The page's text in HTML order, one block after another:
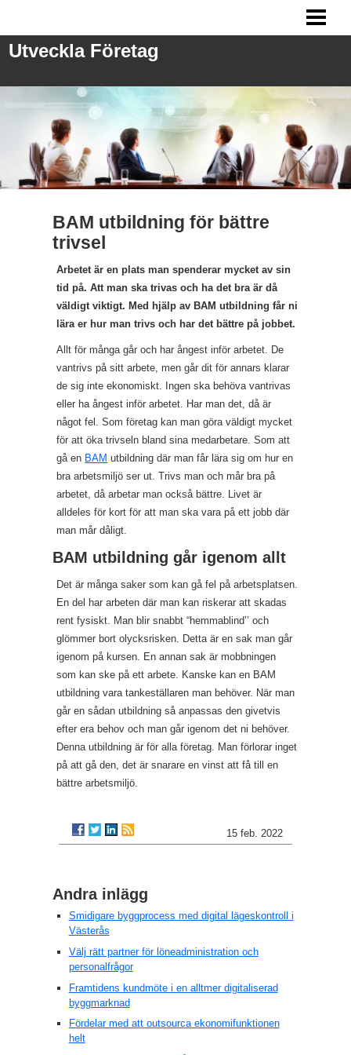
ANSTÄLLA PERSONAL
MARKNADSFÖRING
BLOGG
Utveckla Företag
BAM utbildning för bättre
trivsel
Arbetet är en plats man spenderar mycket av sin
tid på. Att man ska trivas och ha det bra är då
väldigt viktigt. Med hjälp av BAM utbildning får ni
lära er hur man trivs och har det bättre på jobbet.
Allt för många går och har ångest inför arbetet. De
vantrivs på sitt arbete, men går dit för annars klarar
de sig inte ekonomiskt. Ingen ska behöva vantrivas
eller ha ångest inför arbetet. Har man det, då är
något fel. Som företag kan man göra väldigt mycket
för att öka trivseln bland sina medarbetare. Som att
gå en BAM utbildning där man får lära sig om hur en
bra arbetsmiljö ser ut. Trivs man och mår bra på
arbetet, då arbetar man också bättre. Livet är
alldeles för kort för att man ska vara på ett jobb där
man mår dåligt.
BAM utbildning går igenom allt
Det är många saker som kan gå fel på arbetsplatsen.
En del har arbeten där man kan riskerar att skadas
rent fysiskt. Man blir snabbt “hemmablind’’ och
glömmer bort olycksrisken. Detta är en sak man går
igenom på kursen. En annan sak är mobbningen
som kan ske på ett arbete. Kanske kan en BAM
utbildning vara tankeställaren man behöver. När man
går en sådan utbildning så anpassas den givetvis
efter era behov och man går igenom det ni behöver.
Denna utbildning är för alla företag. Man förlorar inget
på att gå den, det är snarare en vinst att få till en
bättre arbetsmiljö.
15 feb. 2022
Andra inlägg
Smidigare byggprocess med digital lägeskontroll i
Västerås
Välj rätt partner för löneadministration och
personalfrågor
Framtidens kundmöte i en alltmer digitaliserad
byggmarknad
Fördelar med att outsourca ekonomifunktionen
helt